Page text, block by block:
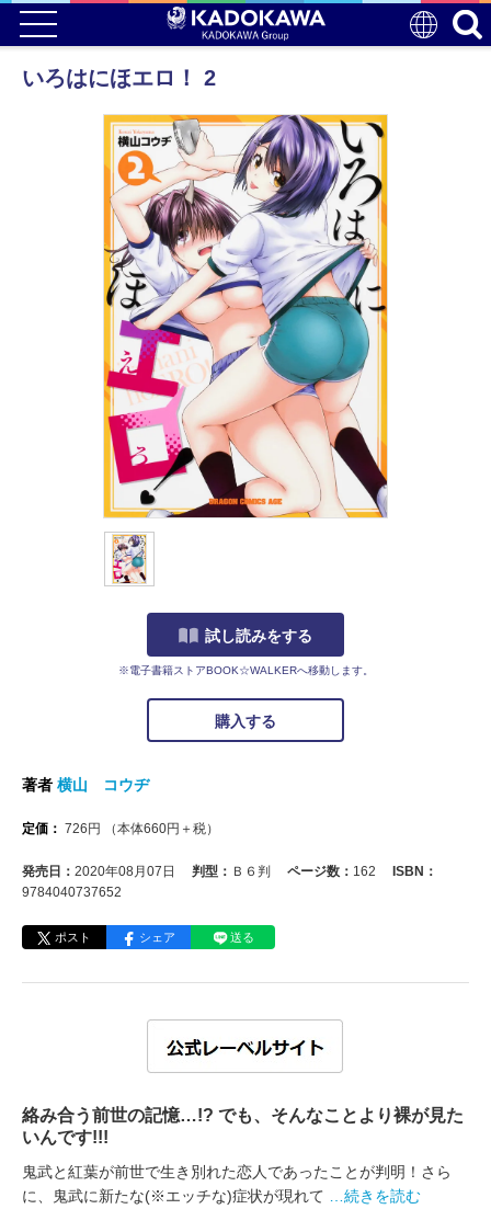
いろはにほエロ！ 2
試し読みをする
※電子書籍ストアBOOK☆WALKERへ移動します。
購入する
著者 横山 コウヂ
定価： 726 円 （本体660円＋税）
発売日： 2020年08月07日 判型： Ｂ６判 ページ数： 162
ISBN：
9784040737652
ポスト シェア 送る
絡み合う前世の記憶…!? でも、そんなことより裸が見た
いんです!!!
鬼武と紅葉が前世で生き別れた恋人であったことが判明！さら
に、鬼武に新たな(※エッチな)症状が現れて
…続きを読む